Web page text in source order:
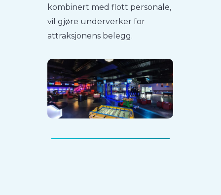
kombinert med flott personale,
vil gjøre underverker for
attraksjonens belegg.